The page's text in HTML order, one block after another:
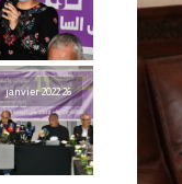
26 janvier 2022